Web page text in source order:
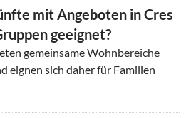
mit Angeboten in Cres
geeignet?
gemeinsame Wohnbereiche
eignen sich daher für Familien